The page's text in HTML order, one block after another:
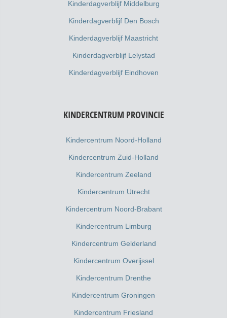
Kinderdagverblijf Middelburg
Kinderdagverblijf Den Bosch
Kinderdagverblijf Maastricht
Kinderdagverblijf Lelystad
Kinderdagverblijf Eindhoven
KINDERCENTRUM PROVINCIE
Kindercentrum Noord-Holland
Kindercentrum Zuid-Holland
Kindercentrum Zeeland
Kindercentrum Utrecht
Kindercentrum Noord-Brabant
Kindercentrum Limburg
Kindercentrum Gelderland
Kindercentrum Overijssel
Kindercentrum Drenthe
Kindercentrum Groningen
Kindercentrum Friesland